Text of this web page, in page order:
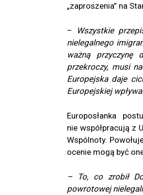
„zaproszenia” na
– Wszystkie
nielegalnego
ważną przyczynę
przekroczy, musi
Europejska daje
Europejskiej
Europosłanka
nie współpracują z
Wspólnoty.
ocenie mogą być
– To, co zrobił
powrotowej